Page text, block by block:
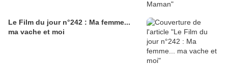
Le Film du jour n°242 : Ma femme...
ma vache et moi